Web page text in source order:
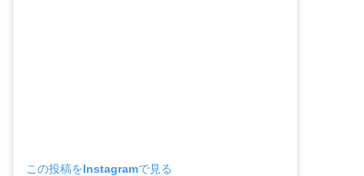
この投稿をInstagramで見る